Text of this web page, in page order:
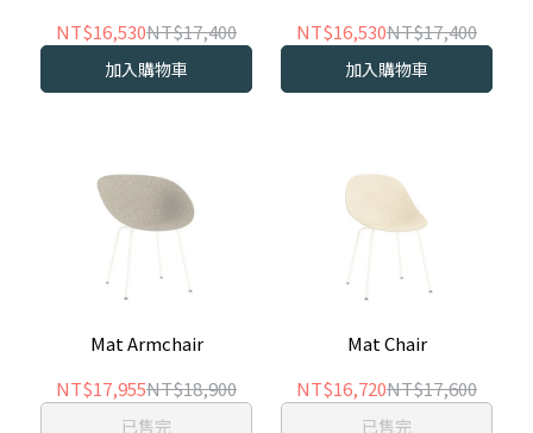
NT$16,530NT$17,400
加入購物車
NT$16,530NT$17,400
加入購物車
Mat Armchair
NT$17,955NT$18,900
已售完
Mat Chair
NT$16,720NT$17,600
已售完